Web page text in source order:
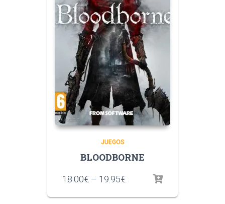
JUEGOS
BLOODBORNE
18.00€ – 19.95€